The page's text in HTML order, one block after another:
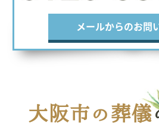
メールからのお問
大阪市の葬儀